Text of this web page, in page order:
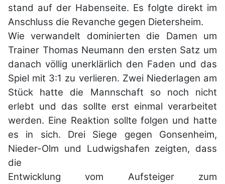
stand auf der Habenseite. Es folgte direkt im
Anschluss die Revanche gegen Dietersheim.
Wie verwandelt dominierten die Damen um
Trainer Thomas Neumann den ersten Satz um
danach völlig unerklärlich den Faden und das
Spiel mit 3:1 zu verlieren. Zwei Niederlagen am
Stück hatte die Mannschaft so noch nicht
erlebt und das sollte erst einmal verarbeitet
werden. Eine Reaktion sollte folgen und hatte
es in sich. Drei Siege gegen Gonsenheim,
Nieder-Olm und Ludwigshafen zeigten, dass
die
Entwicklung vom Aufsteiger zum